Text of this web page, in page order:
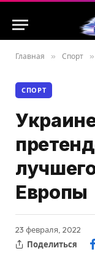
Главная » Спорт »
СПОРТ
Европы
23 февраля, 2022
Поделиться